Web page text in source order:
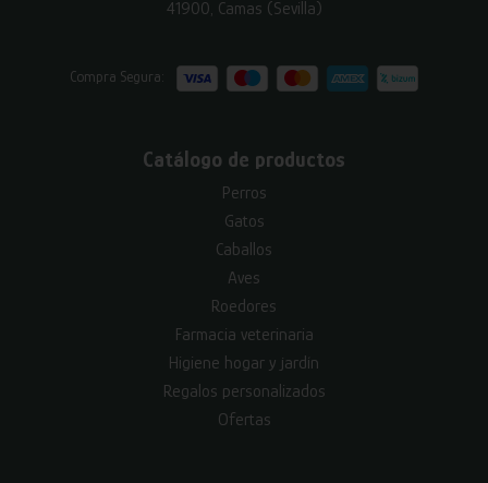
41900, Camas (Sevilla)
Compra Segura:
Catálogo de productos
Perros
Gatos
Caballos
Aves
Roedores
Farmacia veterinaria
Higiene hogar y jardín
Regalos personalizados
Ofertas